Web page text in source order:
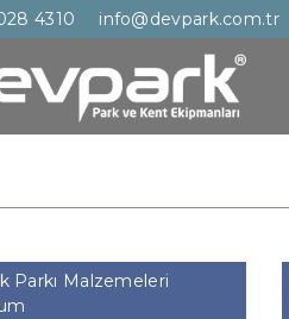
4310 info@devpark.com.tr
Parkı Malzemeleri